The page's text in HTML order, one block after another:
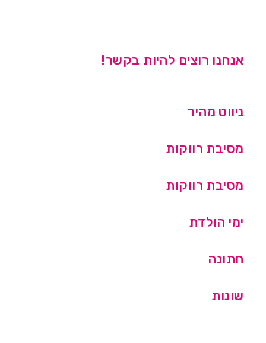
אנחנו רוצים להיות בקשר!
ניווט מהיר
מסיבת רווקות
מסיבת רווקות
ימי הולדת
חתונה
שונות